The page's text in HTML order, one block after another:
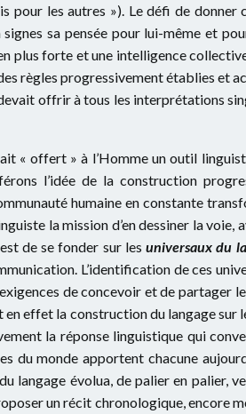
pour les autres »). Le défi de donner
sa pensée pour lui-même et
plus forte et une intelligence
règles progressivement établies et
offrir à tous les interprétations
« offert » à l’Homme un outil
l’idée de la construction
humaine en constante
la mission d’en dessiner la voie,
de se fonder sur les universaux du
L’identification de ces
de concevoir et de partager
effet la construction du langage sur
la réponse linguistique qui
du monde apportent chacune
langage évolua, de palier en palier,
un récit chronologique, encore